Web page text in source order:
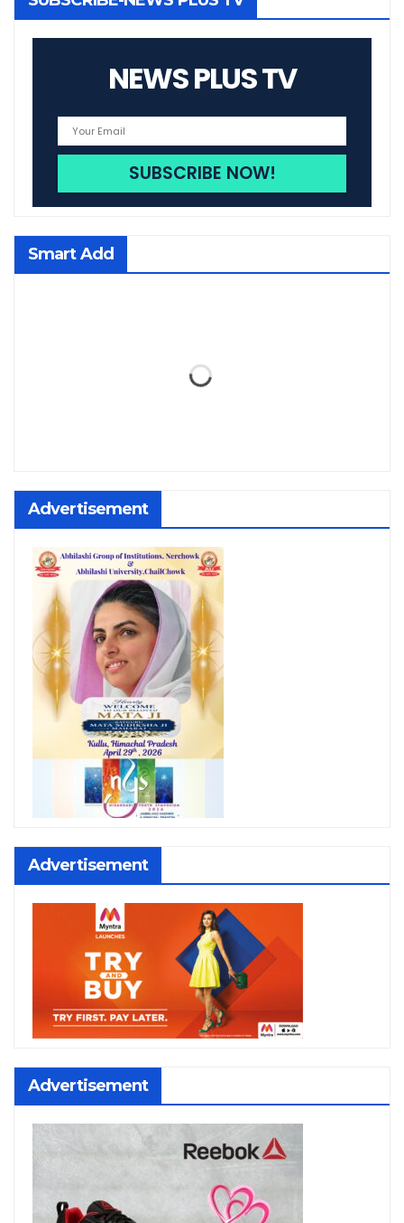
NEWS PLUS TV
Smart Add
Advertisement
Advertisement
Advertisement